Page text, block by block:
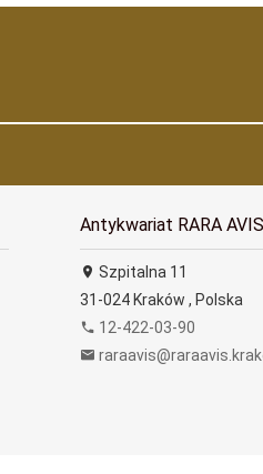
Antykwariat RARA
Szpitalna 11
31-024 Kraków , Polska
12-422-03-90